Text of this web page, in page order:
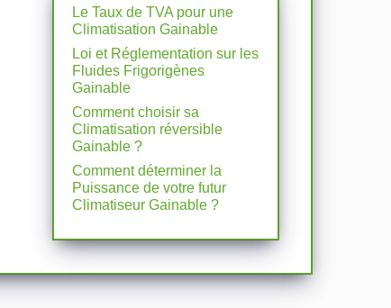
Le Taux de TVA pour une
Climatisation Gainable
Loi et Réglementation sur les
Fluides Frigorigènes
Gainable
Comment choisir sa
Climatisation réversible
Gainable ?
Comment déterminer la
Puissance de votre futur
Climatiseur Gainable ?